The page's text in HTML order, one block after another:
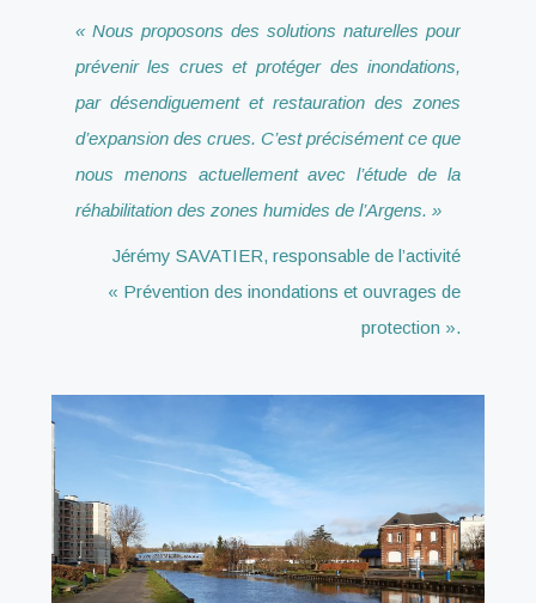
« Nous proposons des solutions naturelles pour
prévenir les crues et protéger des inondations,
par désendiguement et restauration des zones
d’expansion des crues. C’est précisément ce que
nous menons actuellement avec l’étude de la
réhabilitation des zones humides de l’Argens. »
Jérémy SAVATIER, responsable de l’activité
« Prévention des inondations et ouvrages de
protection ».